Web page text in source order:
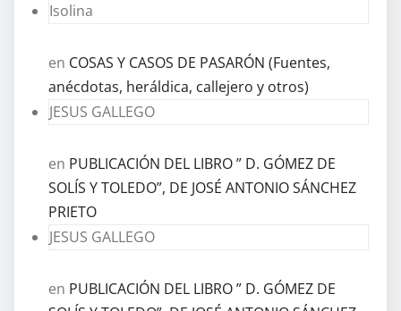
Isolina
en COSAS Y CASOS DE PASARÓN (Fuentes,
anécdotas, heráldica, callejero y otros)
JESUS GALLEGO
en PUBLICACIÓN DEL LIBRO ” D. GÓMEZ DE
SOLÍS Y TOLEDO”, DE JOSÉ ANTONIO SÁNCHEZ
PRIETO
JESUS GALLEGO
en PUBLICACIÓN DEL LIBRO ” D. GÓMEZ DE